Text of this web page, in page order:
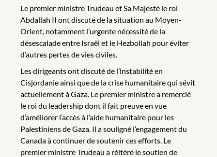
Le premier ministre Trudeau et Sa Majesté le roi
Abdallah II ont discuté de la situation au Moyen-
Orient, notamment l’urgente nécessité de la
désescalade entre Israël et le Hezbollah pour éviter
d’autres pertes de vies civiles.
Les dirigeants ont discuté de l’instabilité en
Cisjordanie ainsi que de la crise humanitaire qui sévit
actuellement à Gaza. Le premier ministre a remercié
le roi du leadership dont il fait preuve en vue
d’améliorer l’accès à l’aide humanitaire pour les
Palestiniens de Gaza. Il a souligné l’engagement du
Canada à continuer de soutenir ces efforts. Le
premier ministre Trudeau a réitéré le soutien de